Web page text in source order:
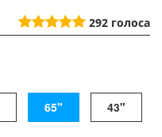
292 голоса
65" 43"